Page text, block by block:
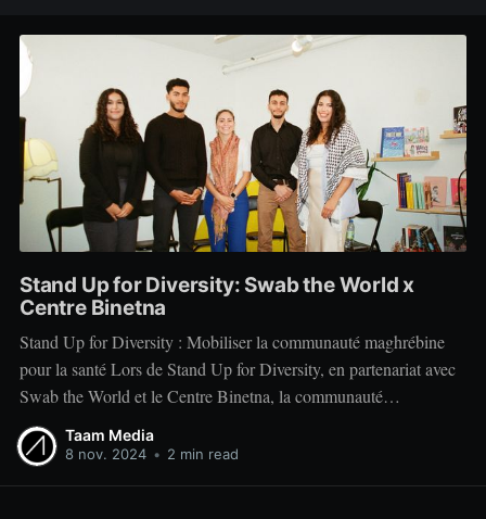
Stand Up for Diversity: Swab the World x
Centre Binetna
Stand Up for Diversity : Mobiliser la communauté maghrébine
pour la santé Lors de Stand Up for Diversity, en partenariat avec
Swab the World et le Centre Binetna, la communauté
maghrébine s’est mobilisée pour aborder l'importance du don de
cellules souches et l’accès aux soins de santé
Taam Media
8 nov. 2024 • 2 min read